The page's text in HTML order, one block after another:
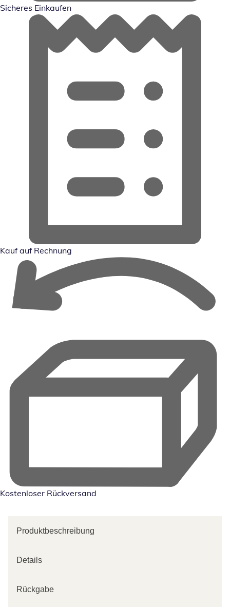
Sicheres Einkaufen
Kauf auf Rechnung
Kostenloser Rückversand
Produktbeschreibung
Details
Rückgabe